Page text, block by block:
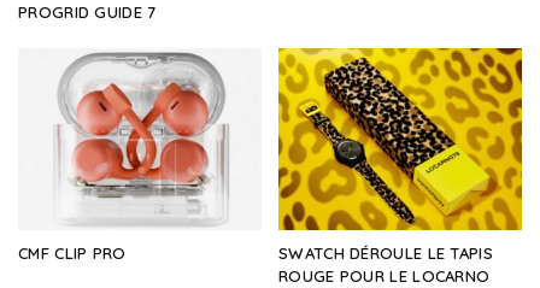
PROGRID GUIDE 7
CMF CLIP PRO
SWATCH DÉROULE LE TAPIS
ROUGE POUR LE LOCARNO